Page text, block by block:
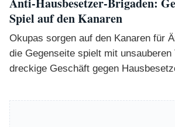
Spiel auf den Kanaren
Okupas sorgen auf den Kanaren für
die Gegenseite spielt mit
dreckige Geschäft gegen